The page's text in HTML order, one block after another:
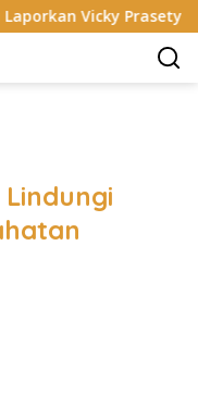
Vicky Prasetyo